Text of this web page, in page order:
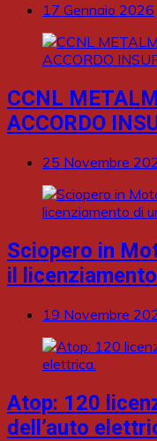
17 Gennaio 2026
CCNL
ACCORDO
25 Novembre
Sciopero in
il
19 Novembre
Atop: 120
dell’auto